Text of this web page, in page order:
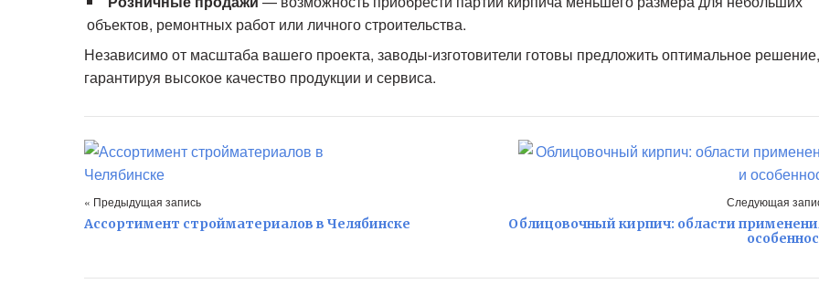
объектов, ремонтных работ или личного строительства.
Независимо от масштаба вашего проекта, заводы-изготовители готовы предложить оптимальное решение,
гарантируя высокое качество продукции и сервиса.
« Предыдущая запись
Ассортимент стройматериалов в Челябинске
Следующая
Облицовочный кирпич: области